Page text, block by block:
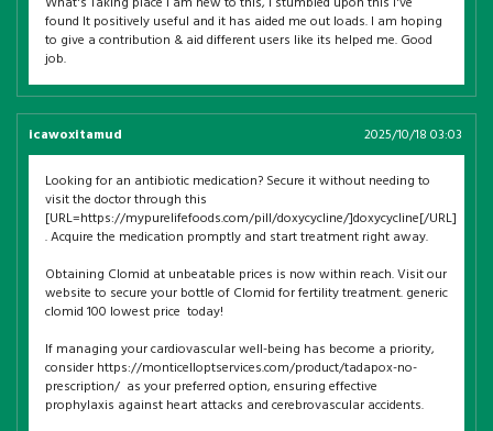
found It positively useful and it has aided me out loads. I am hoping
to give a contribution & aid different users like its helped me. Good
job.
icawoxitamud 2025/10/18 03:03
Looking for an antibiotic medication? Secure it without needing to
visit the doctor through this
[URL=https://mypurelifefoods.com/pill/doxycycline/]doxycycline[/URL]
. Acquire the medication promptly and start treatment right away.
Obtaining Clomid at unbeatable prices is now within reach. Visit our
website to secure your bottle of Clomid for fertility treatment. generic
clomid 100 lowest price today!
If managing your cardiovascular well-being has become a priority,
consider https://monticelloptservices.com/product/tadapox-no-
prescription/ as your preferred option, ensuring effective
prophylaxis against heart attacks and cerebrovascular accidents.